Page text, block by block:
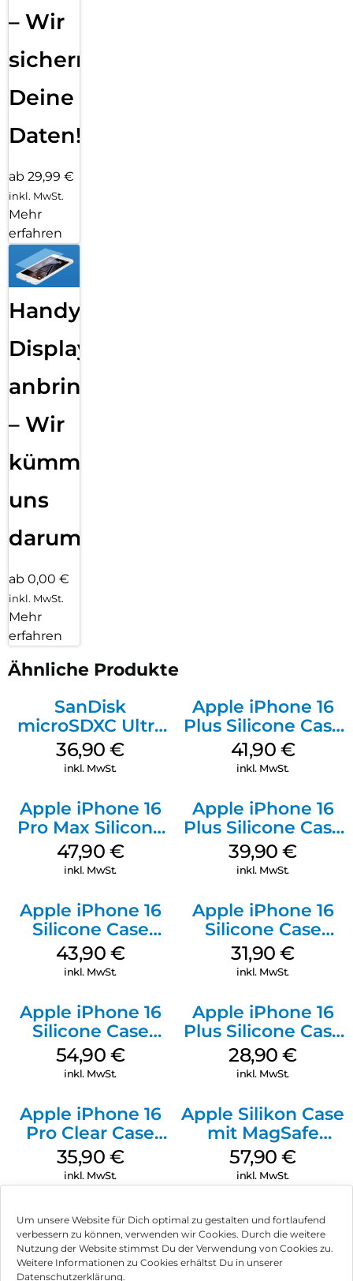
Um unsere Website für Dich optimal zu gestalten und fortlaufend
verbessern zu können, verwenden wir Cookies. Durch die weitere
Nutzung der Website stimmst Du der Verwendung von Cookies zu.
Weitere Informationen zu Cookies erhältst Du in unserer
Datenschutzerklärung.
– Wir
sichern
Deine
Daten!
ab 29,99 €
inkl. MwSt.
Mehr
erfahren
Handy
Displayfolie
anbringen
– Wir
kümmern
uns
darum!
ab 0,00 €
inkl. MwSt.
Mehr
erfahren
Ähnliche Produkte
SanDisk
microSDXC Ultra
128 GB + Adapter
Mobile
36,90€
inkl. MwSt.
Apple iPhone 16
Plus Silicone Case
MagSafe Stone
Gray
41,90 €
inkl. MwSt.
Apple iPhone 16
Pro Max Silicone
Case MagSafe
Black
47,90 €
inkl. MwSt.
Apple iPhone 16
Plus Silicone Case
MagSafe Plum
39,90€
inkl. MwSt.
Apple iPhone 16
Silicone Case
MagSafe Plum
43,90 €
inkl. MwSt.
Apple iPhone 16
Silicone Case
MagSafe Fuchsia
31,90€
inkl. MwSt.
Apple iPhone 16
Silicone Case
MagSafe Black
54,90 €
inkl. MwSt.
Apple iPhone 16
Plus Silicone Case
MagSafe Black
28,90€
inkl. MwSt.
Apple iPhone 16
Pro Clear Case
MagSafe
Transparent
35,90 €
inkl. MwSt.
Apple Silikon Case
mit MagSafe
iPhone 14 Pro
(PRODUCT)RED
57,90€
inkl. MwSt.
Impressum